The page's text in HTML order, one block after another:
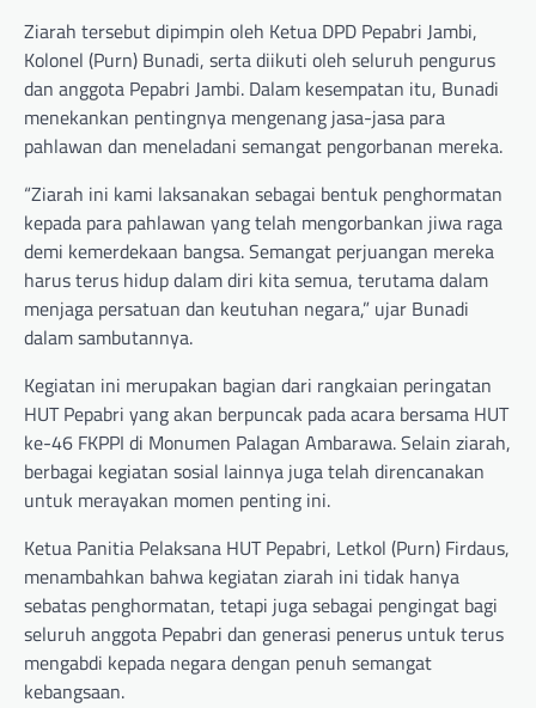
Ziarah tersebut dipimpin oleh Ketua DPD Pepabri Jambi,
Kolonel (Purn) Bunadi, serta diikuti oleh seluruh pengurus
dan anggota Pepabri Jambi. Dalam kesempatan itu, Bunadi
menekankan pentingnya mengenang jasa-jasa para
pahlawan dan meneladani semangat pengorbanan mereka.
“Ziarah ini kami laksanakan sebagai bentuk penghormatan
kepada para pahlawan yang telah mengorbankan jiwa raga
demi kemerdekaan bangsa. Semangat perjuangan mereka
harus terus hidup dalam diri kita semua, terutama dalam
menjaga persatuan dan keutuhan negara,” ujar Bunadi
dalam sambutannya.
Kegiatan ini merupakan bagian dari rangkaian peringatan
HUT Pepabri yang akan berpuncak pada acara bersama HUT
ke-46 FKPPI di Monumen Palagan Ambarawa. Selain ziarah,
berbagai kegiatan sosial lainnya juga telah direncanakan
untuk merayakan momen penting ini.
Ketua Panitia Pelaksana HUT Pepabri, Letkol (Purn) Firdaus,
menambahkan bahwa kegiatan ziarah ini tidak hanya
sebatas penghormatan, tetapi juga sebagai pengingat bagi
seluruh anggota Pepabri dan generasi penerus untuk terus
mengabdi kepada negara dengan penuh semangat
kebangsaan.